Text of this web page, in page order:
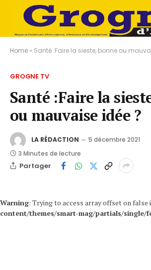
Home » Santé :Faire la sieste, bonne ou
GROGNE TV
Santé :Faire la
ou mauvaise idée ?
LA RÉDACTION
5 décembre 2021
3 Minutes de lecture
Partager
Warning: Trying to access array offset on false
content/themes/smart-mag/partials/single/